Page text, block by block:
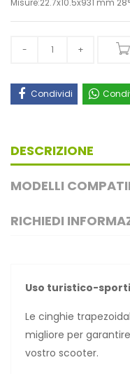
Condividi
DESCRIZIONE
MODELLI
RICHIEDI
Uso turistico-
Le cinghie
migliore per
vostro scooter.